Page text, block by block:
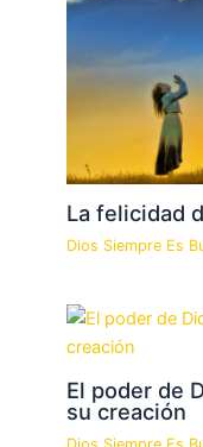
La felicidad
Dios Siempre Es
El poder de
su creación